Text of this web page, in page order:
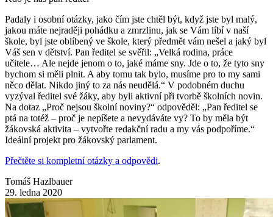
Padaly i osobní otázky, jako čím jste chtěl být, když jste byl malý,
jakou máte nejraději pohádku a zmrzlinu, jak se Vám líbí v naší
škole, byl jste oblíbený ve škole, který předmět vám nešel a jaký byl
Váš sen v dětství. Pan ředitel se svěřil: „Velká rodina, práce
učitele… Ale nejde jenom o to, jaké máme sny. Jde o to, že tyto sny
bychom si měli plnit. A aby tomu tak bylo, musíme pro to my sami
něco dělat. Nikdo jiný to za nás neudělá.“ V podobném duchu
vyzýval ředitel své žáky, aby byli aktivní při tvorbě školních novin.
Na dotaz „Proč nejsou školní noviny?“ odpověděl: „Pan ředitel se
ptá na totéž – proč je nepíšete a nevydáváte vy? To by měla být
žákovská aktivita – vytvořte redakční radu a my vás podpoříme.“
Ideální projekt pro žákovský parlament.
Přečtěte si kompletní otázky a odpovědi.
Tomáš Hazlbauer
29. ledna 2020